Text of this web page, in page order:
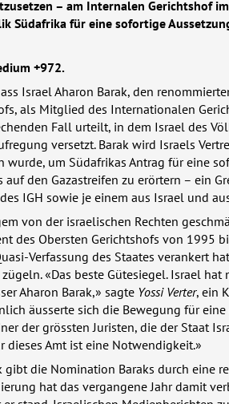
– am Internalen Gerichtshof
Südafrika für eine sofortige
+972.
Israel Aharon Barak, den
als Mitglied des Internationalen
Fall urteilt, in dem Israel des
versetzt. Barak wird Israels
um Südafrikas Antrag für eine
auf den Gazastreifen zu erörtern – ein
IGH sowie je einem aus Israel und
von der israelischen Rechten
des Obersten Gerichtshofs von 1995
Verfassung des Staates verankert
«Das beste Gütesiegel. Israel hat
Aharon Barak,» sagte Yossi Verter, ein
äusserte sich die Bewegung für
der grössten Juristen, die der Staat
dieses Amt ist eine Notwendigkeit.»
gibt die Nomination Baraks durch eine
hat das vergangene Jahr damit